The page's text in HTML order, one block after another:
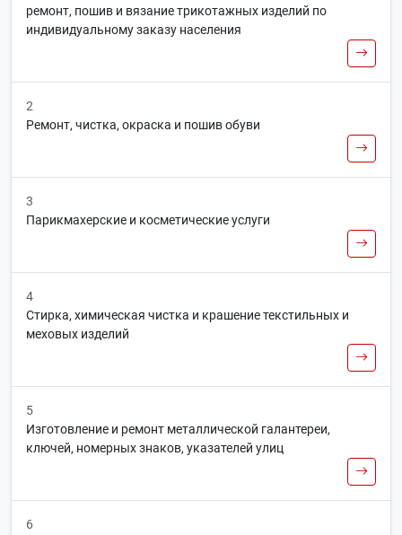
ремонт, пошив и вязание трикотажных изделий по
индивидуальному заказу населения
2
Ремонт, чистка, окраска и пошив обуви
3
Парикмахерские и косметические услуги
4
Стирка, химическая чистка и крашение текстильных и
меховых изделий
5
Изготовление и ремонт металлической галантереи,
ключей, номерных знаков, указателей улиц
6